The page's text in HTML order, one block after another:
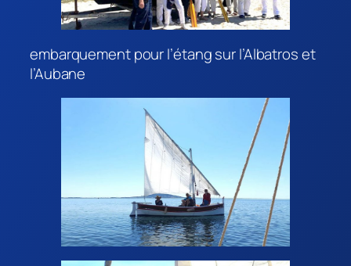
embarquement pour l’étang sur l’Albatros et
l’Aubane